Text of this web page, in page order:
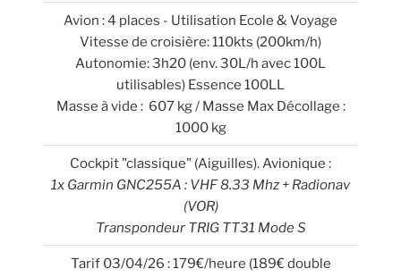
Avion : 4 places - Utilisation Ecole & Voyage
Vitesse de croisière: 110kts (200km/h)
Autonomie: 3h20 (env. 30L/h avec 100L
utilisables) Essence 100LL
Masse à vide : 607 kg / Masse Max Décollage :
1000 kg
Cockpit "classique" (Aiguilles). Avionique :
1x Garmin GNC255A : VHF 8.33 Mhz + Radionav
(VOR)
Transpondeur TRIG TT31 Mode S
Tarif 03/04/26 : 179€/heure (189€ double